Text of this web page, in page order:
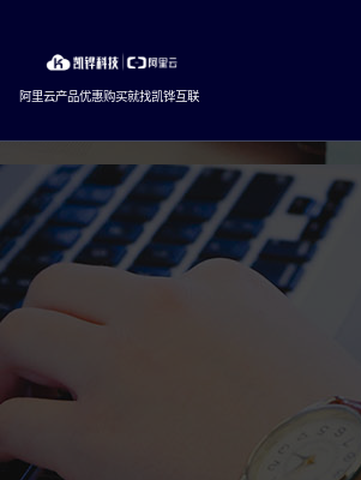
content
阿里云产品优惠购买就找凯铧互联